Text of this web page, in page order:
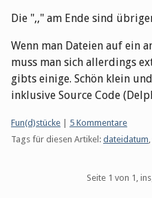
Die ",," am Ende sind
Wenn man Dateien auf ein
muss man sich allerdings
gibts einige. Schön klein
inklusive Source Code
Kategorien:
Fun(d)stücke
5 Kommentare
Tags für diesen Artikel: dateidatum,
Seite 1 von 1,